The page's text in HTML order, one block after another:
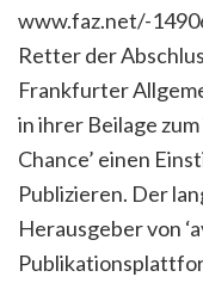
www.faz.net/-
Retter der
Frankfurter
in ihrer Beilage
Chance’ einen
Publizieren. Der
Herausgeber von